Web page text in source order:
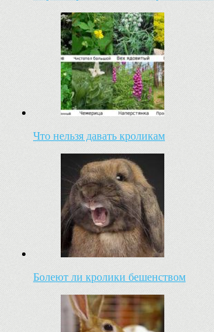
Что нельзя давать кроликам
Болеют ли кролики бешенством